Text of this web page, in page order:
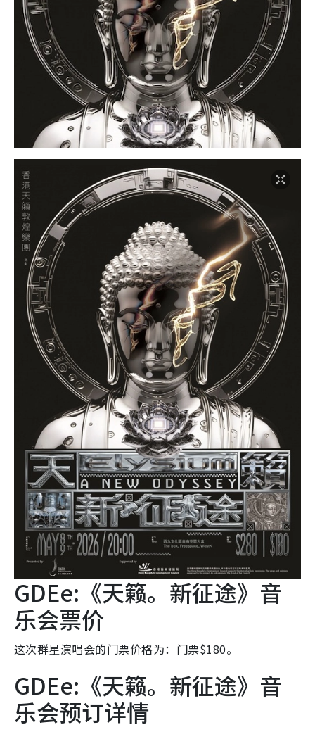
GDEe:《天籁。新征途》音
乐会票价
这次群星演唱会的门票价格为：门票$180。
GDEe:《天籁。新征途》音
乐会预订详情